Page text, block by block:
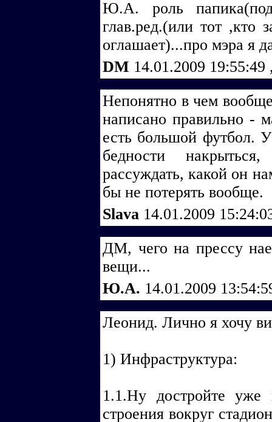
Ю.А. роль
глав.ред.(или тот ,кто
оглашает)...про мэра я
DM 14.01.2009 19:55:49
Непонятно в чем
написано правильно -
есть большой футбол.
бедности
рассуждать, какой он
бы не потерять вообще.
Slava 14.01.2009
ДМ, чего на прессу
вещи...
Ю.А. 14.01.2009
Леонид. Лично я хочу
1) Инфраструктура:
1.1.Ну достройте уже
строения вокруг